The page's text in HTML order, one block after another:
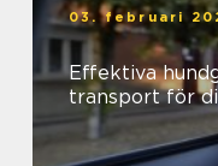
03. februari
Effektiva
transport för